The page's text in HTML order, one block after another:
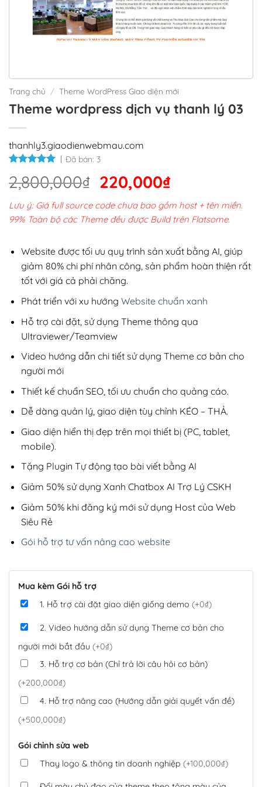
Trang chủ / Theme WordPress Giao diện mới
Theme wordpress dịch vụ thanh lý 03
thanhly3.giaodienwebmau.com
Đã bán: 3
2,800,000₫ Giá
gốc
là:
2,800,000₫.
220,000₫Giá
hiện
tại
220,000₫.
Lưu ý: Giá full source code chưa bao gồm host + tên miền.
99% Toàn bộ các Theme đều được Build trên Flatsome.
Website được tối ưu quy trình sản xuất bằng AI, giúp
giảm 80% chi phí nhân công, sản phẩm hoàn thiện rất
tốt với giá cả phải chăng.
Phát triển với xu hướng Website chuẩn xanh
Hỗ trợ cài đặt, sử dụng Theme thông qua
Ultraviewer/Teamview
Video hướng dẫn chi tiết sử dụng Theme cơ bản cho
người mới
Thiết kế chuẩn SEO, tối ưu chuẩn cho quảng cáo.
Dễ dàng quản lý, giao diện tùy chỉnh KÉO – THẢ.
Giao diện hiển thị đẹp trên mọi thiết bị (PC, tablet,
mobile).
Tặng Plugin Tự động tạo bài viết bằng AI
Giảm 50% sử dụng Xanh Chatbox AI Trợ Lý CSKH
Giảm 50% khi đăng ký mới sử dụng Host của Web
Siêu Rẻ
Gói hỗ trợ tư vấn nâng cao website
Mua kèm Gói hỗ trợ
1. Hỗ trợ cài đặt giao diện giống demo (+0₫)
2. Video hướng dẫn sử dụng Theme cơ bản cho
người mới bắt đầu (+0₫)
3. Hỗ trợ cơ bản (Chỉ trả lời câu hỏi cơ bản)
(+200,000₫)
4. Hỗ trợ nâng cao (Hướng dẫn giải quyết vấn đề)
(+500,000₫)
Gói chỉnh sửa web
Thay logo & thông tin doanh nghiệp (+100,000₫)